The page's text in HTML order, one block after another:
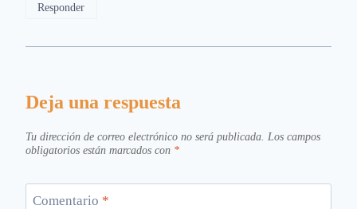
Responder
Deja una respuesta
Tu dirección de correo electrónico no será publicada. Los campos
obligatorios están marcados con *
Comentario *